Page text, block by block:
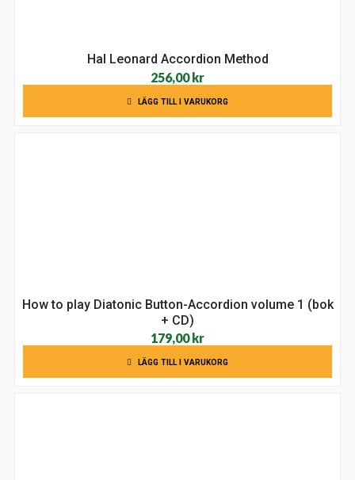
Hal Leonard Accordion Method
256,00kr
LÄGG TILL I VARUKORG
How to play Diatonic Button-Accordion volume 1 (bok
+ CD)
179,00 kr
LÄGG TILL I VARUKORG